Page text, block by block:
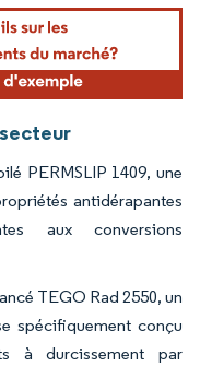
une attribution sous CC BY
PERMSLIP 1409, une
antidérapantes
aux conversions
TEGO Rad 2550, un
spécifiquement conçu
à durcissement par